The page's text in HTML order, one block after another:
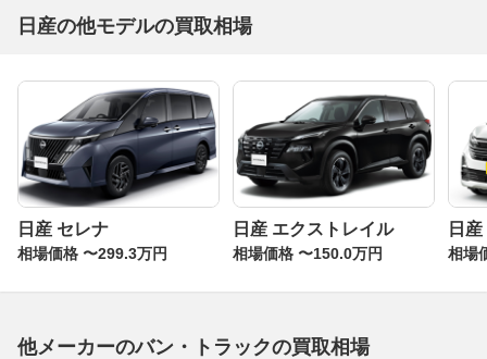
日産の他モデルの買取相場
日産 セレナ
相場価格 〜299.3万円
日産 エクストレイル
相場価格 〜150.0万円
日
相場
他メーカーのバン・トラックの買取相場